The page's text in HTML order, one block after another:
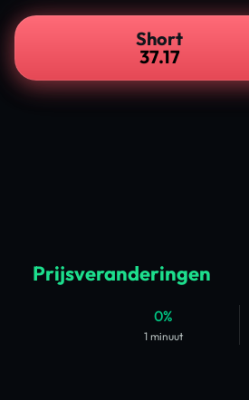
Short
37.17
Prijsveranderingen
0%
1 minuut